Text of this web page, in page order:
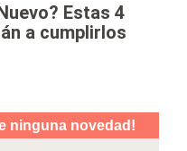
Estas 4
a cumplirlos